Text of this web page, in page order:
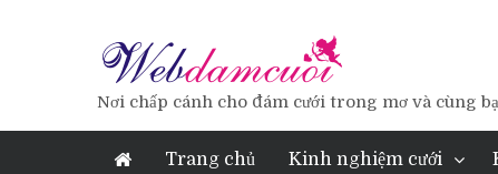
Nơi chấp cánh cho đám cưới trong mơ và cùng
Trang chủ Kinh nghiệm cưới